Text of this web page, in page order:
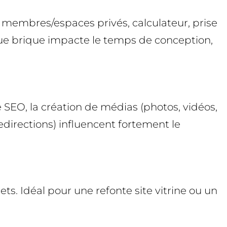
espaces privés, calculateur, prise
brique impacte le temps de conception,
la création de médias (photos, vidéos,
influencent fortement le
Idéal pour une refonte site vitrine ou un